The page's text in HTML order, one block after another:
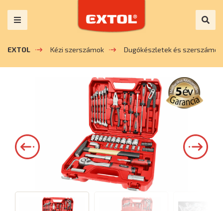
EXTOL Kézi szerszámok Dugókészletek és szerszámok